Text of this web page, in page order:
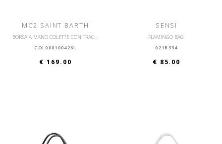
MC2 SAINT BARTH
BORSA A MANO COLETTE CON TRACOLLA
COL000100426L
€ 169.00
SENSI
FLAMINGO BAG
021B334
€ 85.00